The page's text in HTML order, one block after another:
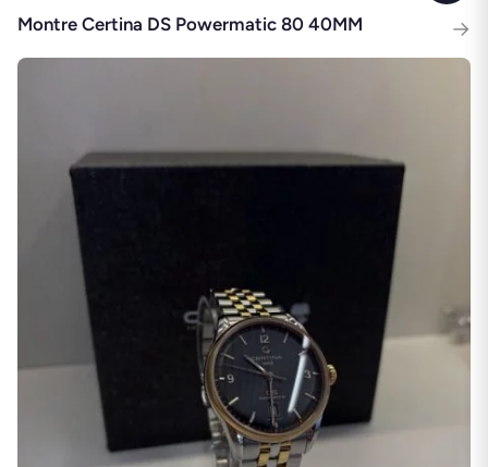
Montre Certina DS Powermatic 80 40MM →